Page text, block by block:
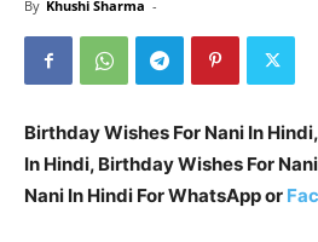
By Khushi Sharma -
Birthday Wishes For Nani In
In Hindi, Birthday Wishes For
Nani In Hindi For WhatsApp or